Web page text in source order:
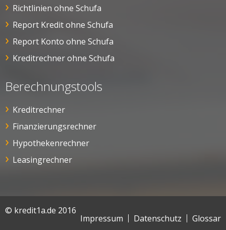
Richtlinien ohne Schufa
Report Kredit ohne Schufa
Report Konto ohne Schufa
Kreditrechner ohne Schufa
Berechnungstools
Kreditrechner
Finanzierungsrechner
Hypothekenrechner
Leasingrechner
© kredit1a.de 2016
Impressum Datenschutz Glossar